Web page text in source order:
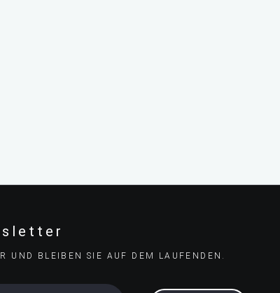
UND BLEIBEN SIE AUF DEM LAUFENDEN.